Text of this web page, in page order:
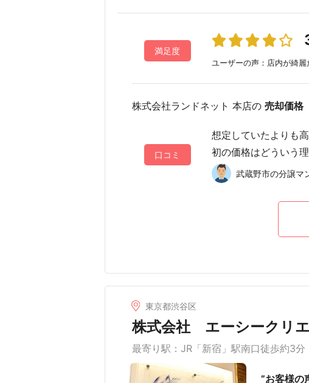
満足度
ユーザーの声：店内が綺
株式会社ランドネット 本店の 売却価格
口コミ
想定していたよりも
初の価格はどういう
武蔵野市の分譲マ
東京都渋谷区
株式会社 エーシークリ
最寄り駅：JR「新宿」駅南口徒歩約3分
”お客様の